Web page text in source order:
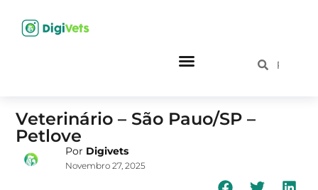
Veterinário – São Pauo/SP –
Petlove
Por Digivets
Novembro 27, 2025